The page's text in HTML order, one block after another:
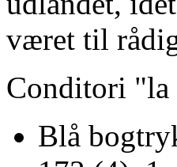
været til
Conditori "la
Blå